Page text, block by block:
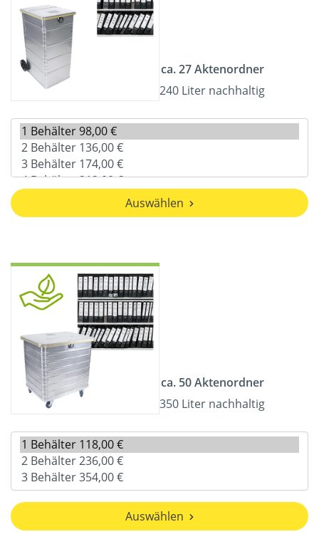
ca. 27 Aktenordner
240 Liter nachhaltig
Auswählen
ca. 50 Aktenordner
350 Liter nachhaltig
Auswählen